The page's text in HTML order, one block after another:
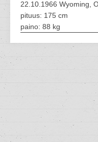
22.10.1966 Wyoming,
pituus: 175 cm
paino: 88 kg